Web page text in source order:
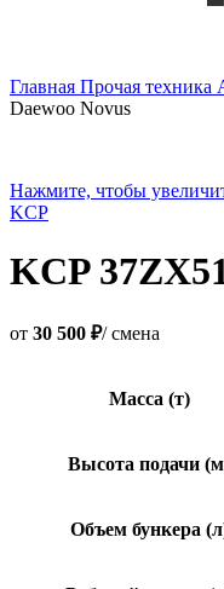
Главная Прочая техника
Daewoo Novus
Нажмите, чтобы
KCP
KCP
от 30 500 ₽/ смена
Масса (т)
Высота подачи
Объем бункера